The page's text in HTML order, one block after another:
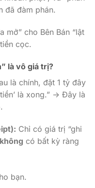
đã đàm phán.
mở” cho Bên Bán “lật
cọc.
là vô giá trị?
là chính, đặt 1 tỷ đây
là xong.” -> Đây là
Chỉ có giá trị “ghi
không có bất kỳ ràng
bạn.